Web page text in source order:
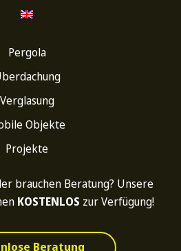
Pergola
Verglasung
Objekte
Projekte
brauchen Beratung? Unsere
KOSTENLOS zur Verfügung!
Beratung